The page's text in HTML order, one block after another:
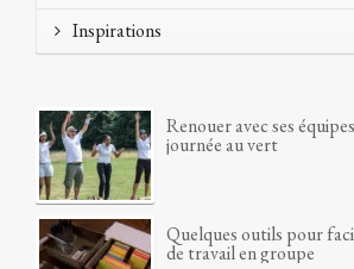
Inspirations
Renouer avec ses
journée au vert
Quelques outils pour
de travail en groupe